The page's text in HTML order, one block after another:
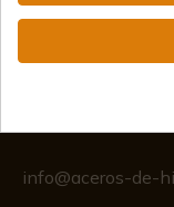
info@aceros-de-